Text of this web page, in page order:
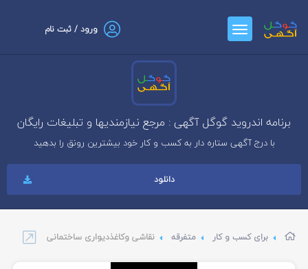
ورود / ثبت نام
برنامه اندروید گوگل آگهی : مرجع نیازمندیها و تبلیغات رایگان
با درج آگهی ستاره دار به کسب و کار خود بیشترین رونق را بدهید
دانلود
برای کسب و کار متفرقه نقاشی وکاغذدیواری ساختمانی